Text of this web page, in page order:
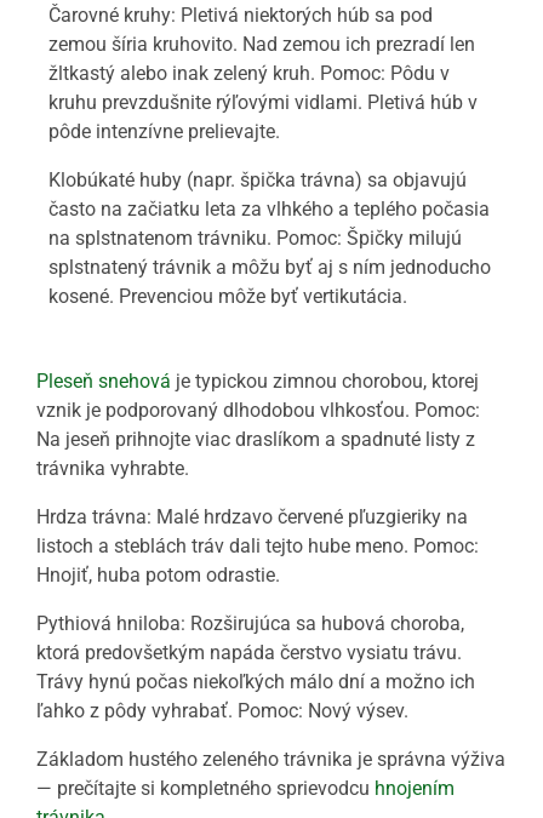
Čarovné kruhy: Pletivá niektorých húb sa pod
zemou šíria kruhovito. Nad zemou ich prezradí len
žltkastý alebo inak zelený kruh. Pomoc: Pôdu v
kruhu prevzdušnite rýľovými vidlami. Pletivá húb v
pôde intenzívne prelievajte.
Klobúkaté huby (napr. špička trávna) sa objavujú
často na začiatku leta za vlhkého a teplého počasia
na splstnatenom trávniku. Pomoc: Špičky milujú
splstnatený trávnik a môžu byť aj s ním jednoducho
kosené. Prevenciou môže byť vertikutácia.
Pleseň snehová je typickou zimnou chorobou, ktorej
vznik je podporovaný dlhodobou vlhkosťou. Pomoc:
Na jeseň prihnojte viac draslíkom a spadnuté listy z
trávnika vyhrabte.
Hrdza trávna: Malé hrdzavo červené pľuzgieriky na
listoch a steblách tráv dali tejto hube meno. Pomoc:
Hnojiť, huba potom odrastie.
Pythiová hniloba: Rozširujúca sa hubová choroba,
ktorá predovšetkým napáda čerstvo vysiatu trávu.
Trávy hynú počas niekoľkých málo dní a možno ich
ľahko z pôdy vyhrabať. Pomoc: Nový výsev.
Základom hustého zeleného trávnika je správna výživa
— prečítajte si kompletného sprievodcu hnojením